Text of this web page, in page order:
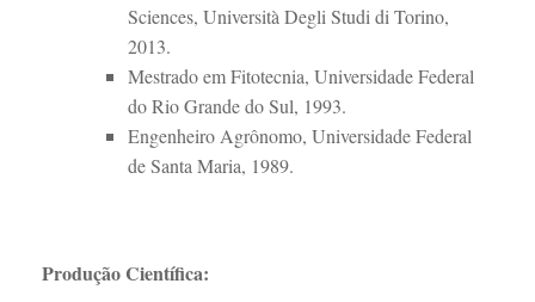
Sciences, Università Degli Studi di Torino,
2013.
Mestrado em Fitotecnia, Universidade Federal
do Rio Grande do Sul, 1993.
Engenheiro Agrônomo, Universidade Federal
de Santa Maria, 1989.
Produção Científica: